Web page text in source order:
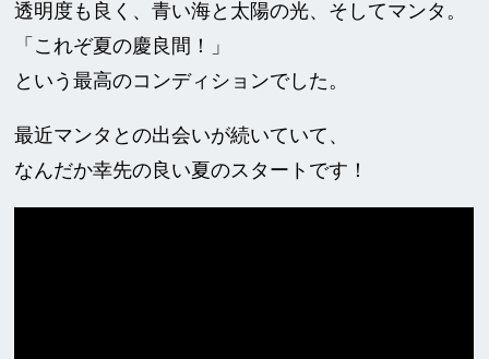
透明度も良く、青い海と太陽の光、そしてマンタ。
「これぞ夏の慶良間！」
という最高のコンディションでした。
最近マンタとの出会いが続いていて、
なんだか幸先の良い夏のスタートです！